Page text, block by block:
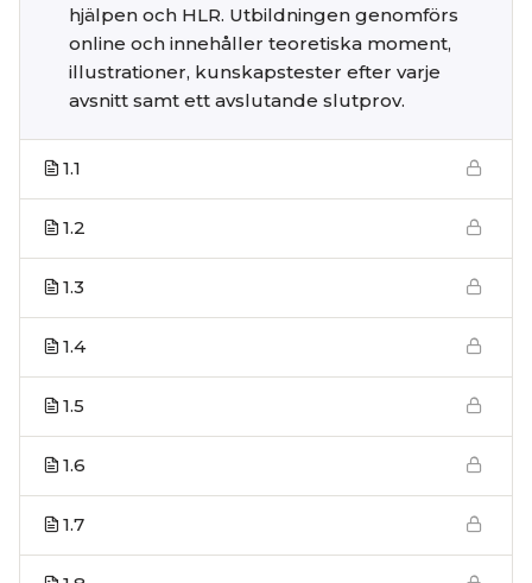
hjälpen och HLR. Utbildningen genomförs
online och innehåller teoretiska moment,
illustrationer, kunskapstester efter varje
avsnitt samt ett avslutande slutprov.
1.1
1.2
1.3
1.4
1.5
1.6
1.7